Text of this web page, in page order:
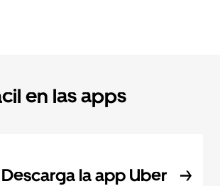
en las apps
Descarga la app Uber